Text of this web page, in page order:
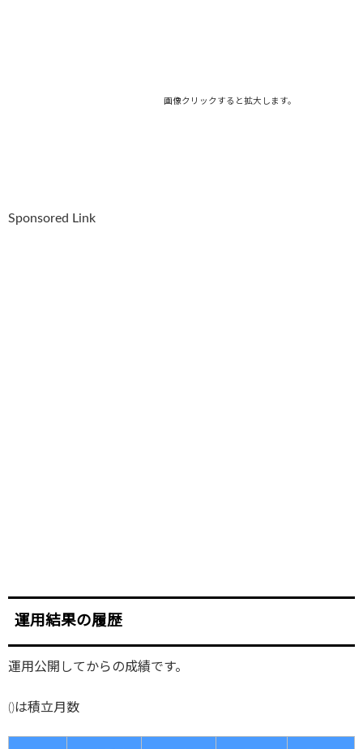
画像クリックすると拡大します。
Sponsored Link
運用結果の履歴
運用公開してからの成績です。
()は積立月数